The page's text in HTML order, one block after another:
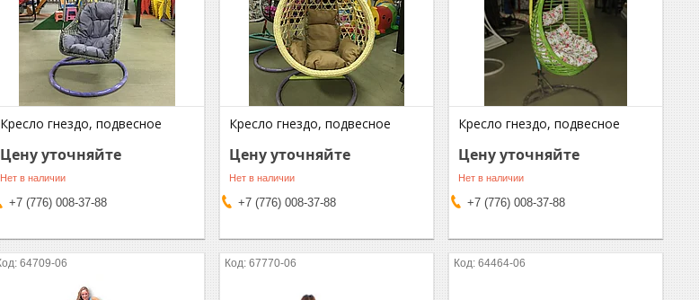
Кресло гнездо, подвесное
Цену уточняйте
Нет в наличии
+7 (776) 008-37-88
Кресло гнездо, подвесное
Цену уточняйте
Нет в наличии
+7 (776) 008-37-88
Кресло гнездо, подвесное
Цену уточняйте
Нет в наличии
+7 (776) 008-37-88
64709-06 67770-06 64464-06